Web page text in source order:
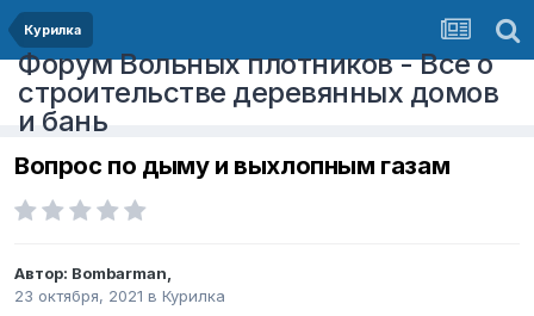
Курилка
Форум Вольных плотников - Все о
строительстве деревянных домов
и бань
Вопрос по дыму и выхлопным газам
Автор: Bombarman,
23 октября, 2021 в Курилка